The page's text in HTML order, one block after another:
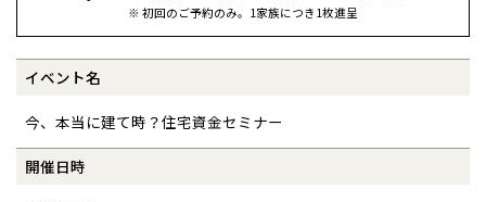
※ 初回のご予約のみ。1家族につき1枚進呈
イベント名
今、本当に建て時？住宅資金セミナー
開催日時
全国の展示場
北海道
お近くのイベント
北海道